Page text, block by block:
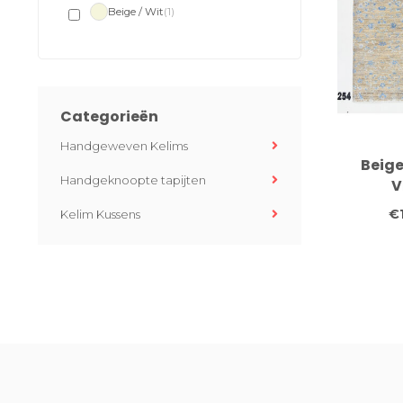
Beige / Wit(1)
Categorieën
Handgeweven Kelims
Handgeknoopte tapijten
Kelim Kussens